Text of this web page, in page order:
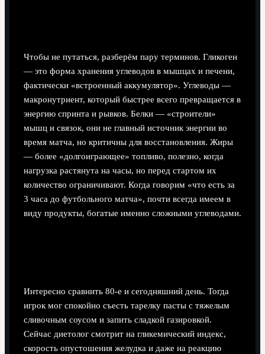
Чтобы не путаться, разберём пару терминов. Гликоген
— это форма хранения углеводов в мышцах и печени,
фактически «встроенный аккумулятор». Углеводы —
макронутриент, который быстрее всего превращается в
энергию спринта и рывков. Белки — «строители»
мышц и связок, они не главный источник энергии во
время матча, но критичны для восстановления. Жиры
— более «долгоиграющее» топливо, полезно, когда
нагрузка растянута на часы, но перед стартом их
количество ограничивают. Когда говорим «что есть за
3 часа до футбольного матча», почти всегда имеем в
виду продукты, богатые именно сложными углеводами.
Интересно сравнить 80‑е и сегодняшний день. Тогда
игрок мог спокойно съесть тарелку пасты с тяжелым
сливочным соусом и запить сладкой газировкой.
Сейчас диетолог смотрит на гликемический индекс,
скорость опустошения желудка и даже на реакцию